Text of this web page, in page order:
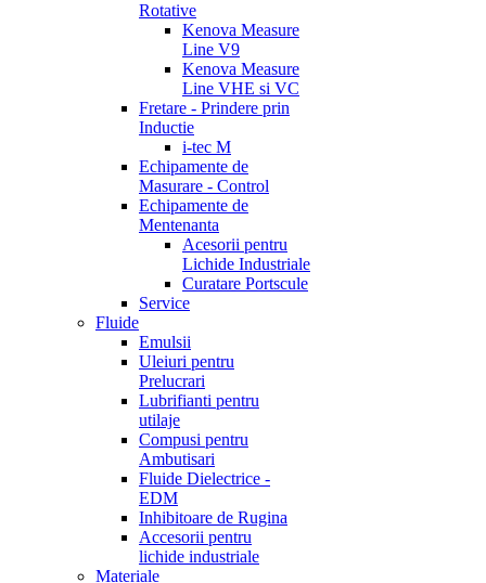
Rotative
Kenova Measure
Line V9
Kenova Measure
Line VHE si VC
Fretare - Prindere prin
Inductie
i-tec M
Echipamente de
Masurare - Control
Echipamente de
Mentenanta
Acesorii pentru
Lichide Industriale
Curatare Portscule
Service
Fluide
Emulsii
Uleiuri pentru
Prelucrari
Lubrifianti pentru
utilaje
Compusi pentru
Ambutisari
Fluide Dielectrice -
EDM
Inhibitoare de Rugina
Accesorii pentru
lichide industriale
Materiale